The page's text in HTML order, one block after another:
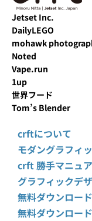
Jetset Inc.
DailyLEGO
mohawk
Noted
Vape.run
1up
世界フード
Tom’s Blender
crftについて
モダングラフィ
crft 勝手マニュ
グラフィックデ
無料ダウンロ
無料ダウンロ